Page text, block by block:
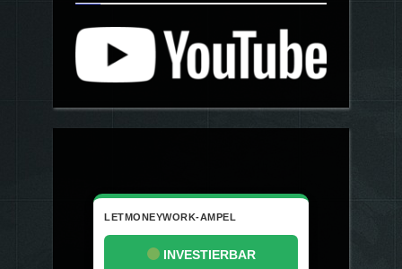
LETMONEYWORK-AMPEL
INVESTIERBAR